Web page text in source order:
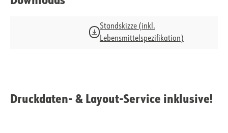
Standskizze (inkl.
Lebensmittelspezifikation)
Druckdaten- & Layout-Service inklusive!